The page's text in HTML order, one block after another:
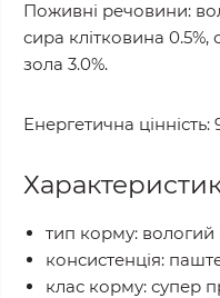
Поживні речовини:
сира клітковина 0.5%,
зола 3.0%.
Енергетична цінність:
тип корму:
консистенція:
клас корму: супер